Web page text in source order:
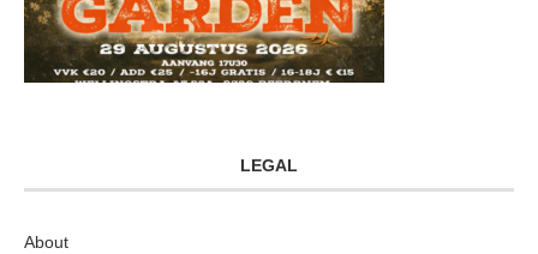
LEGAL
About